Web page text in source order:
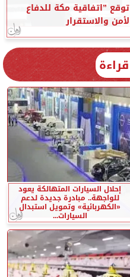
”اتفاقية مكة للدفاع
والاستقرار
إحلال السيارات المتهالكة يعود
للواجهة.. مبادرة جديدة لدعم
«الكهربائية» وتمويل استبدال
السيارات...